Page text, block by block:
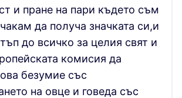
и пране на пари където съм
да получа значката си,и
до всичко за целия свят и
комисия да
безумие със
на овце и говеда със